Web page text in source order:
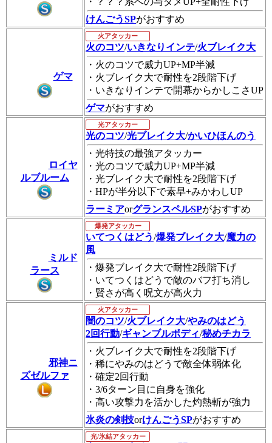
けんごうSPがおすすめ
ゲマ
火アタッカー
火のコツ/いきなりインテ/火ブレイク大
・火のコツで威力UP+MP半減
・火ブレイク大で耐性を2段階下げ
・いきなりインテで開幕からかしこさUP
ゲマがおすすめ
ロイヤ
ルブルーム
光アタッカー
光のコツ/光ブレイク大/かいひほんのう
・光特技の最強アタッカー
・光のコツで威力UP+MP半減
・光ブレイク大で耐性を2段階下げ
・HPが半分以下で素早+みかわしUP
ラーミアorグランスペルSPがおすすめ
ミルド
ラース
爆発アタッカー
いてつくはどう/爆発ブレイク大/魔力の
風
・爆発ブレイク大で耐性2段階下げ
・いてつくはどうで敵のバフ打ち消し
・賢さが高く呪文が高火力
邪神ニ
ズゼルファ
火アタッカー
闇のコツ/火ブレイク大/やみのはどう
2回行動/ギャンブルボディ/秘めチカラ
・火ブレイク大で耐性を2段階下げ
・稀にやみのはどうで敵全体弱体化
・確定2回行動
・3/6ターン目に自身を強化
・高い攻撃力を活かした灼熱斬が強力
氷炎の剣技orけんごうSPがおすすめ
光/氷結アタッカー